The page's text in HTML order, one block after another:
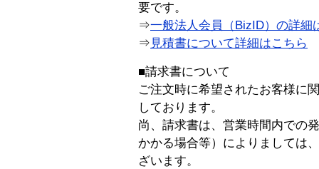
要です。
⇒一般法人会員（BizID）の詳細
⇒ 見積書について詳細はこちら
■請求書について
ご注文時に希望されたお客様に
しております。
尚、請求書は、営業時間内での
かかる場合等）によりましては
ざいます。